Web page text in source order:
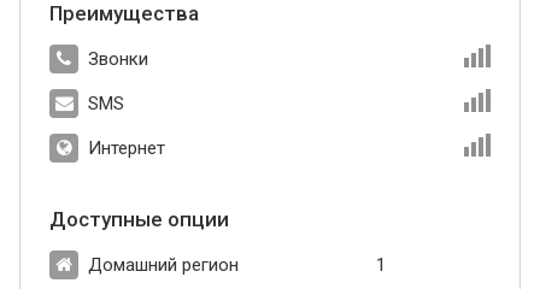
Преимущества
Звонки
SMS
Интернет
Доступные опции
Домашний регион 1